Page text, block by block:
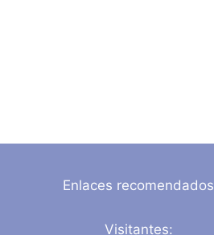
Enlaces recomendados
Visitantes: